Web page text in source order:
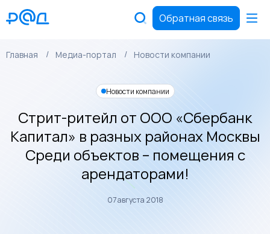
Обратная связь
Главная Медиа-портал Новости компании
Новости компании
Стрит-ритейл от ООО «Сбербанк
Капитал» в разных районах Москвы
Среди объектов – помещения с
арендаторами!
07 августа 2018